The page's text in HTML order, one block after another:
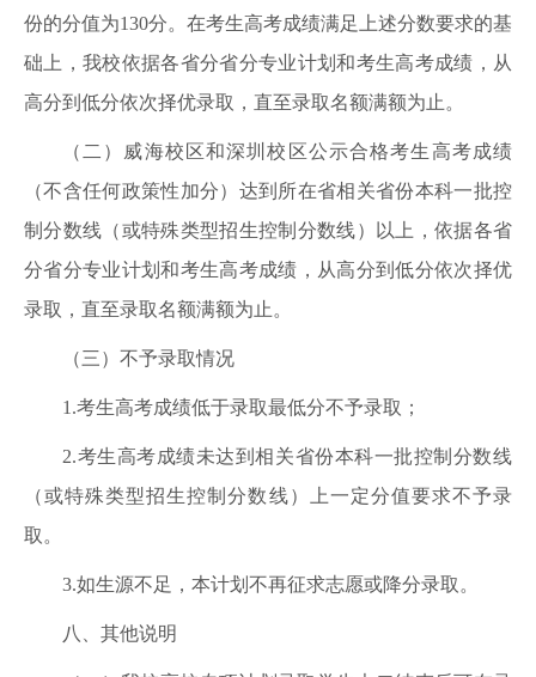
份的分值为130分。在考生高考成绩满足上述分数要求的基
础上，我校依据各省分省分专业计划和考生高考成绩，从
高分到低分依次择优录取，直至录取名额满额为止。
（二）威海校区和深圳校区公示合格考生高考成绩
（不含任何政策性加分）达到所在省相关省份本科一批控
制分数线（或特殊类型招生控制分数线）以上，依据各省
分省分专业计划和考生高考成绩，从高分到低分依次择优
录取，直至录取名额满额为止。
（三）不予录取情况
1.考生高考成绩低于录取最低分不予录取；
2.考生高考成绩未达到相关省份本科一批控制分数线
（或特殊类型招生控制分数线）上一定分值要求不予录
取。
3.如生源不足，本计划不再征求志愿或降分录取。
八、其他说明